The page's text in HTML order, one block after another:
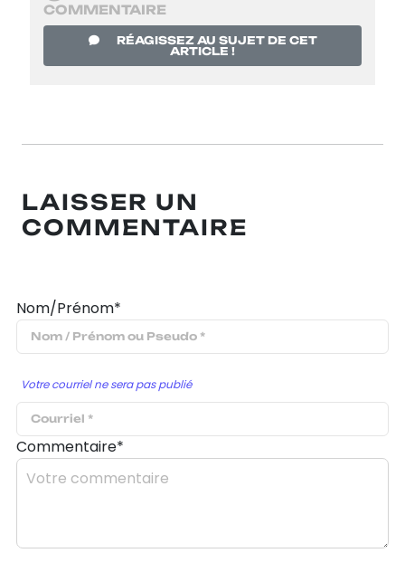
COMMENTAIRE
RÉAGISSEZ AU SUJET DE CET
ARTICLE !
LAISSER UN
COMMENTAIRE
Nom/Prénom*
Votre courriel ne sera pas publié
Commentaire*